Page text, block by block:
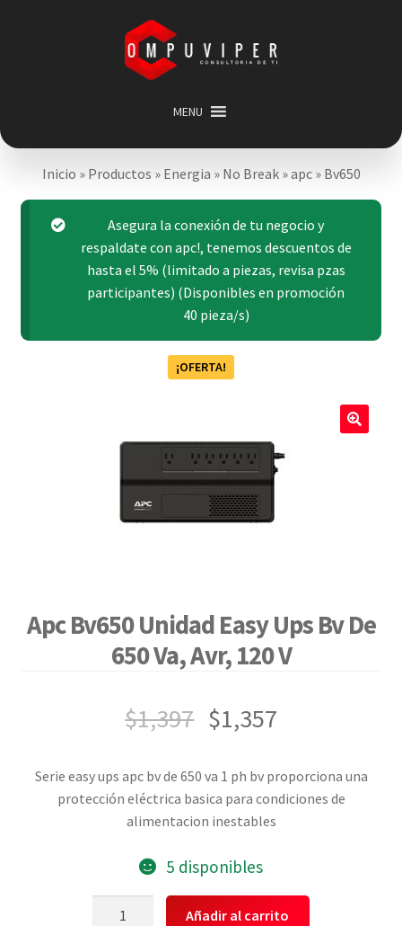
Saltar
navegación
contenido
MENU
Inicio
Categorias
Expandir
menú
hijo
Promociones
Carrito
Mi cuenta
Acerca de
Inicio » Productos » Energia » No Break»apc» Bv650
Asegura la conexión de tu negocio y
respaldate con apc!, tenemos descuentos de
hasta el 5% (limitado a piezas, revisa pzas
participantes) (Disponibles en promoción
40 pieza/s)
¡OFERTA!
Apc Bv650 Unidad Easy Ups Bv De
650 Va, Avr, 120 V
$1,397 $1,357
Serie easy ups apc bv de 650 va 1 ph bv proporciona una
protección eléctrica basica para condiciones de
alimentacion inestables
5 disponibles
Añadir al carrito